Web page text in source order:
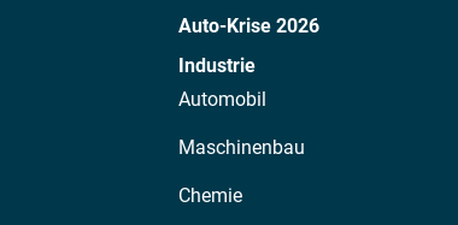
Auto-Krise 2026
Industrie
Automobil
Maschinenbau
Chemie